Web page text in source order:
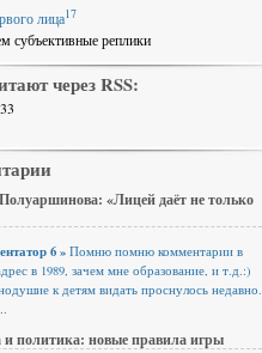
лица17
субъективные реплики
через RSS:
33
«Лицей даёт не только
6 » Помню помню комментарии в
в 1989, зачем мне образование, и т.д.:)
к детям видать проснулось недавно.
и политика: новые правила игры